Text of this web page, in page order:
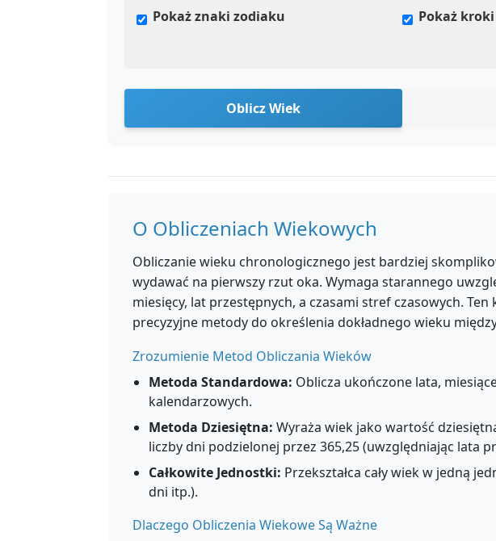
Pokaż znaki zodiaku Pokaż
Oblicz Wiek
O Obliczeniach Wiekowych
Obliczanie wieku chronologicznego jest bardziej
wydawać na pierwszy rzut oka. Wymaga starannego
miesięcy, lat przestępnych, a czasami stref czasowych.
precyzyjne metody do określenia dokładnego wieku
Zrozumienie Metod Obliczania Wieków
Metoda Standardowa: Oblicza ukończone lata,
kalendarzowych.
Metoda Dziesiętna: Wyraża wiek jako wartość
liczby dni podzielonej przez 365,25 (uwzględniając lata
Całkowite Jednostki: Przekształca cały wiek w jedną
dni itp.).
Dlaczego Obliczenia Wiekowe Są Ważne